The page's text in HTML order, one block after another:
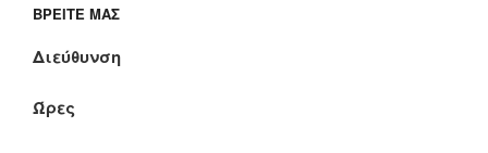
ΒΡΕΊΤΕ ΜΑΣ
Διεύθυνση
Ώρες